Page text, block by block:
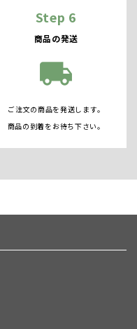
Step 6
商品の発送
local_shipping
ご注文の商品を発送します。
商品の到着をお待ち下さい。